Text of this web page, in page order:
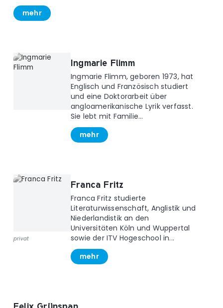
mehr
Ingmarie Flimm
Ingmarie Flimm, geboren 1973, hat
Englisch und Französisch studiert
und eine Doktorarbeit über
angloamerikanische Lyrik verfasst.
Sie lebt mit Familie...
mehr
privat
Franca Fritz
Franca Fritz studierte
Literaturwissenschaft, Anglistik und
Niederlandistik an den
Universitäten Köln und Wuppertal
sowie der ITV Hogeschool in...
mehr